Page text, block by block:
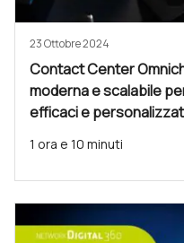
23 Ottobre 2024
Contact Center
moderna e scalabile
efficaci e
1 ora e 10 minuti